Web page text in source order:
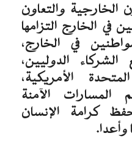
الخارجية والتعاون
في الخارج التزامها
في الخارج،
الدوليين،
الأمريكية،
المسارات الآمنة
كرامة الإنسان